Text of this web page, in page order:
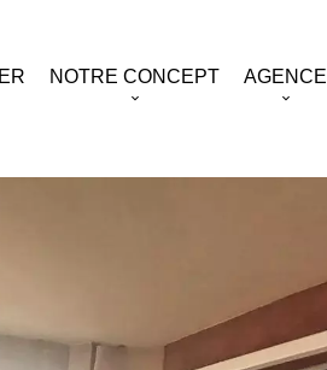
NOTRE CONCEPT AGENCE